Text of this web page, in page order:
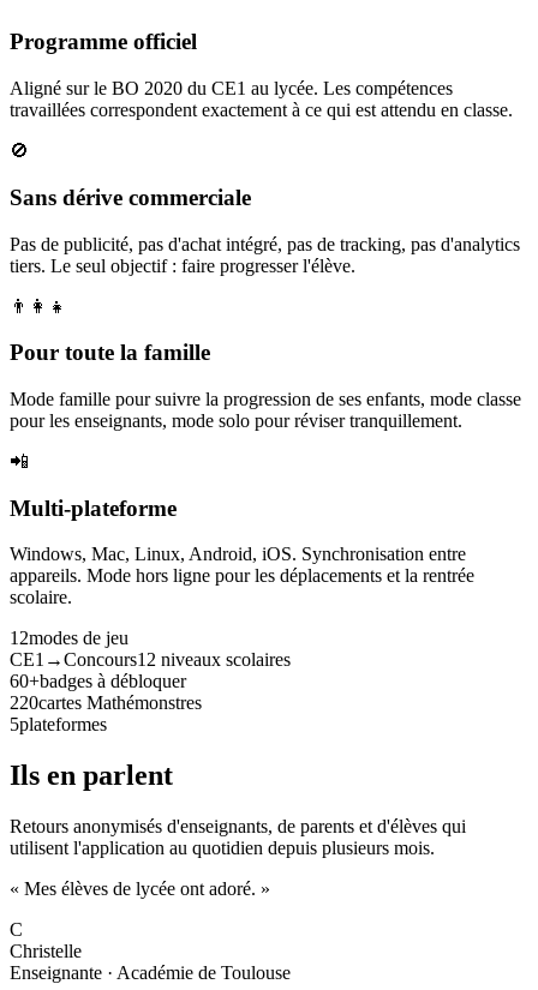
Programme officiel
Aligné sur le BO 2020 du CE1 au lycée. Les compétences
travaillées correspondent exactement à ce qui est attendu en classe.
🚫
Sans dérive commerciale
Pas de publicité, pas d'achat intégré, pas de tracking, pas d'analytics
tiers. Le seul objectif : faire progresser l'élève.
👨‍👩‍👧
Pour toute la famille
Mode famille pour suivre la progression de ses enfants, mode classe
pour les enseignants, mode solo pour réviser tranquillement.
📲
Multi-plateforme
Windows, Mac, Linux, Android, iOS. Synchronisation entre
appareils. Mode hors ligne pour les déplacements et la rentrée
scolaire.
12modes de jeu
CE1→Concours12 niveaux scolaires
60+badges à débloquer
220cartes Mathémonstres
5plateformes
Ils en parlent
Retours anonymisés d'enseignants, de parents et d'élèves qui
utilisent l'application au quotidien depuis plusieurs mois.
« Mes élèves de lycée ont adoré. »
C
Christelle
Enseignante · Académie de Toulouse